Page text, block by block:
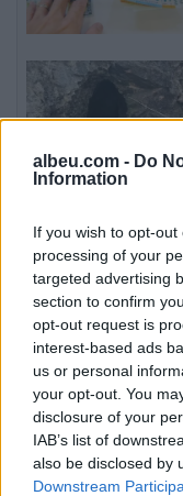
albeu.com - Do
Information
If you wish to opt-
processing of your
targeted advertising
section to confirm
opt-out request is
interest-based ads
us or personal
your opt-out. You
disclosure of your
IAB’s list of
also be disclosed by
Downstream